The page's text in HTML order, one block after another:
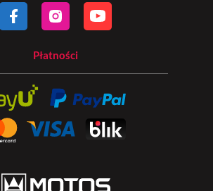
Płatności